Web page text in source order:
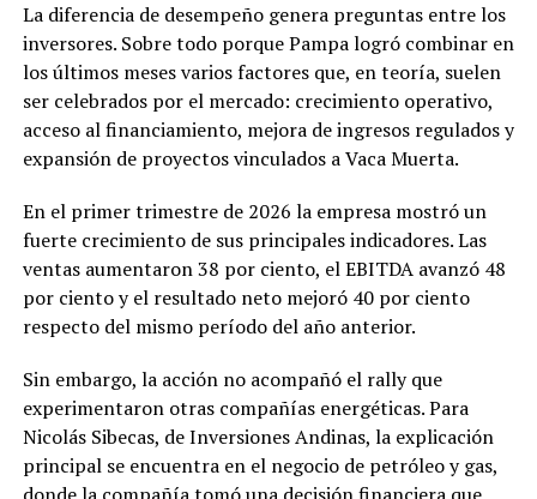
La diferencia de desempeño genera preguntas entre los
inversores. Sobre todo porque Pampa logró combinar en
los últimos meses varios factores que, en teoría, suelen
ser celebrados por el mercado: crecimiento operativo,
acceso al financiamiento, mejora de ingresos regulados y
expansión de proyectos vinculados a Vaca Muerta.
En el primer trimestre de 2026 la empresa mostró un
fuerte crecimiento de sus principales indicadores. Las
ventas aumentaron 38 por ciento, el EBITDA avanzó 48
por ciento y el resultado neto mejoró 40 por ciento
respecto del mismo período del año anterior.
Sin embargo, la acción no acompañó el rally que
experimentaron otras compañías energéticas. Para
Nicolás Sibecas, de Inversiones Andinas, la explicación
principal se encuentra en el negocio de petróleo y gas,